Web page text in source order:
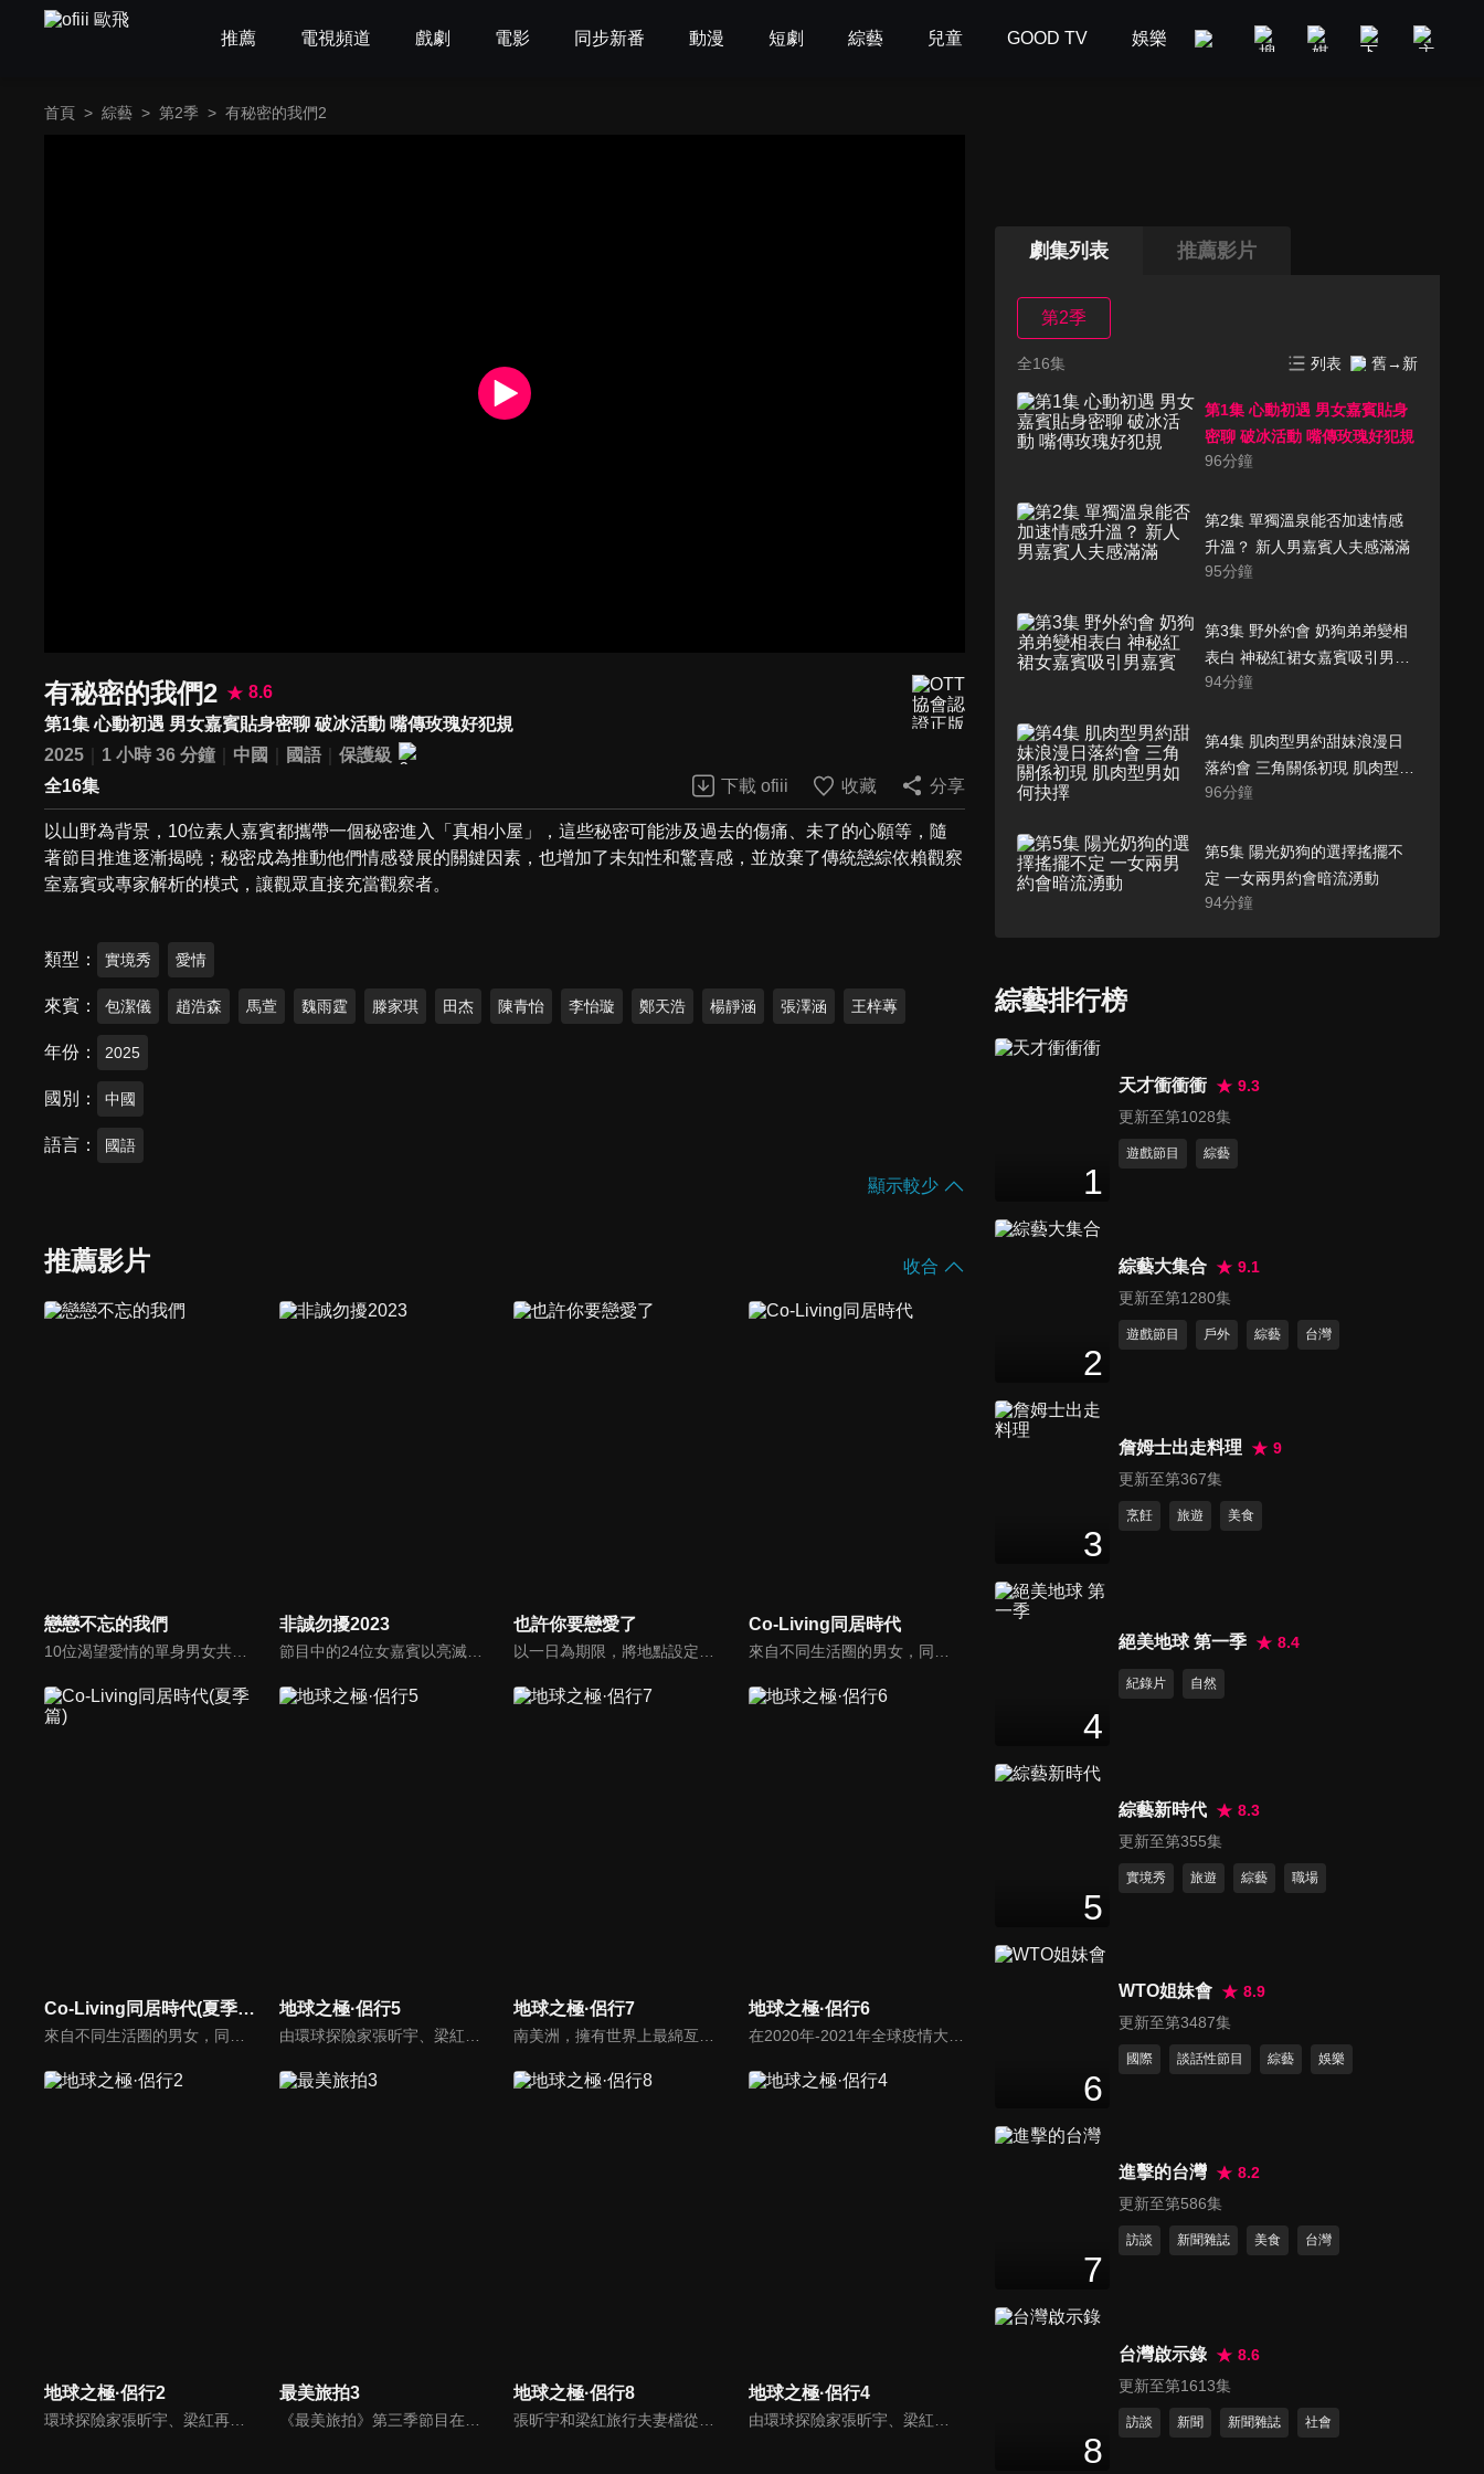
推薦 電視頻道 戲劇 電影 同步新番 動漫 短劇 綜藝 兒童 GOOD TV 娛樂 美食旅遊 新聞政論
首頁 > 綜藝 > 第2季 > 有秘密的我們2
有秘密的我們2
8.6
第1集 心動初遇 男女嘉賓貼身密聊 破冰活動 嘴傳玫瑰好犯規
2025
1 小時 36 分鐘 中國 國語
保護級
全16集
下載 ofiii 收藏 分享
以山野為背景，10位素人嘉賓都攜帶一個秘密進入「真相小屋」，這些秘密可能涉及過去的傷痛、未了的心願等，隨
著節目推進逐漸揭曉；秘密成為推動他們情感發展的關鍵因素，也增加了未知性和驚喜感，並放棄了傳統戀綜依賴觀察
室嘉賓或專家解析的模式，讓觀眾直接充當觀察者。
類型 實境秀 愛情
來賓 包潔儀 趙浩森 馬萱 魏雨霆 滕家琪 田杰 陳青怡 李怡璇 鄭天浩 楊靜涵 張澤涵 王梓蓴
年份 2025
國別 中國
語言 國語
顯示較少
推薦影片 收合
戀戀不忘的我們 非誠勿擾2023 也許你要戀愛了 Co-Living同居時代
Co-Living同居時代(夏季篇) 地球之極·侶行5 地球之極·侶行7 地球之極·侶行6
地球之極·侶行2
環球探險家張昕宇、梁紅再度出發，深入探索北美大陸。他們從北冰洋出發，一路向南跨越20000公里，目的地是北美最南端的加勒比海。這一路他們會看到人造雪崩、在阿拉斯加的極限條件下挑戰飛行、和全美唯一有擁有執照的採冰人一起採千年冰川、在美國駕駛一輛15噸、站起來有5米高的「變形金剛」。
最美旅拍3
《最美旅拍》第三季節目在第一、二季基礎上做了內容升級。藝人與福建當地理想生活家將有更深入的聯繫和互動，二者在共處中完成理想生活的講述。同時，兩位藝人將在本季節目中自制10期遊玩攻略，攻略更具實用性、可複製性，觀眾們可參照這些旅遊攻略，自助遊玩福建多地。
地球之極·侶行8
張昕宇和梁紅旅行夫妻檔從阿拉伯半島出發，跨越亞洲和非洲的分界線，最終到達北非的大西洋沿岸，一路收集到撒哈拉大沙漠裡，人們努力改造環境、創造文明的動人故事。
地球之極·侶行4
由環球探險家張昕宇、梁紅「侶行夫婦」攜手，前往最高、最寒冷、最炎熱、最神秘等「地球之極」，走遍地球極致之地，見證人類偉大生存。這一段極地之旅，用真實的鏡頭語言，去記錄和講述了極端環境下人類的生存故事，有的是故土難離，有的不停挑戰著生存極限，無一不閃爍著充滿智慧的生活之光。
劇集列表 推薦影片
第2季
全16集 列表 舊→新
第1集 心動初遇 男女嘉賓貼身
密聊 破冰活動 嘴傳玫瑰好犯規
96分鐘
第2集 單獨溫泉能否加速情感
升溫？ 新人男嘉賓人夫感滿滿
95分鐘
第3集 野外約會 奶狗弟弟變相
表白 神秘紅裙女嘉賓吸引男嘉
賓
94分鐘
第4集 肌肉型男約甜妹浪漫日
落約會 三角關係初現 肌肉型男
如何抉擇
96分鐘
第5集 陽光奶狗的選擇搖擺不
定 一女兩男約會暗流湧動
94分鐘
潰 三對甜蜜約會持續升溫
95分鐘
第9集 飛盤遊戲傳給心動的ta
給包包拍照
94分鐘
95分鐘
第11集 閨蜜助陣！女模特「考
愛意唱給你聽～弟弟感動御姐
94
第14集 王梓蓴鄭天浩再生矛盾
96
分鐘
蓴？ 甜妹爆哭，型男心都化了
96
第16集 心動告白～甜妹型男體
綜藝排行榜
1
天才衝衝衝
9.3
更新至第1028集
遊戲節目 綜藝
2
綜藝大集合
9.1
更新至第1280集
遊戲節目 戶外 綜藝 台灣
3
詹姆士出走料理
9
更新至第367集
烹飪 旅遊 美食
4
絕美地球 第一季 8.4
紀錄片 自然
5
綜藝新時代
8.3
更新至第355集
實境秀 旅遊 綜藝 職場
6
WTO姐妹會
8.9
更新至第3487集
國際 談話性節目 綜藝 娛樂
7
進擊的台灣
8.2
更新至第586集
訪談 新聞雜誌 美食 台灣
8
台灣啟示錄
8.6
更新至第1613集
訪談 新聞 新聞雜誌 社會